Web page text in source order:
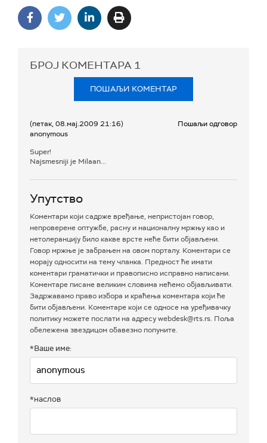
БРОЈ КОМЕНТАРА 1
ПОШАЉИ КОМЕНТАР
(петак, 08.мај.2009 21:16)
anonymous
Пошаљи одговор
Super!
Najsmesniji je Milaan...
Упутство
Коментари који садрже вређање, непристојан говор,
непроверене оптужбе, расну и националну мржњу као и
нетолеранцију било какве врсте неће бити објављени.
Говор мржње је забрањен на овом порталу. Коментари се
морају односити на тему чланка. Предност ће имати
коментари граматички и правописно исправно написани.
Коментаре писане великим словима нећемо објављивати.
Задржавамо право избора и краћења коментара који ће
бити објављени. Коментаре који се односе на уређивачку
политику можете послати на адресу webdesk@rts.rs. Поља
обележена звездицом обавезно попуните.
*Ваше име:
*наслов